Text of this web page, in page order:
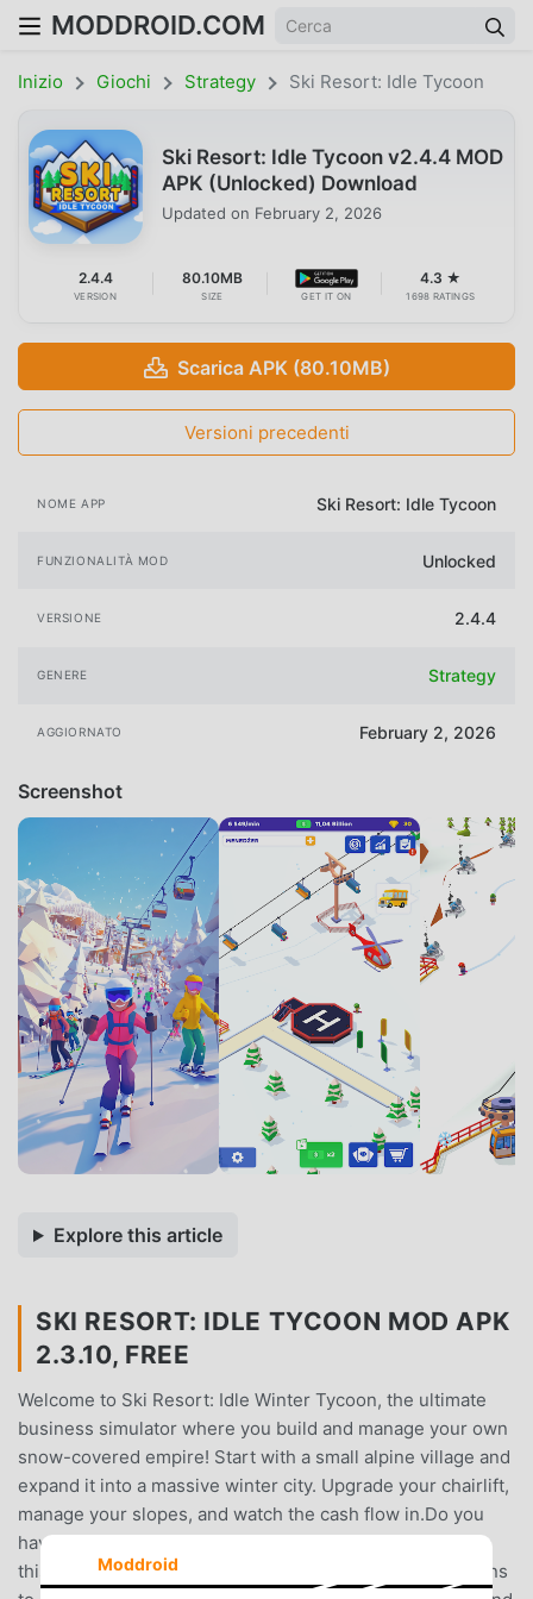
MODDROID.COM
Inizio Giochi Strategy Ski Resort: Idle Tycoon
Ski Resort: Idle Tycoon v2.4.4 MOD
APK (Unlocked) Download
Updated on February 2, 2026
2.4.4
VERSION
80.10MB
SIZE GET IT ON
4.3 ★
1698 RATINGS
Scarica APK (80.10MB)
Versioni precedenti
NOME APP Ski Resort: Idle Tycoon
FUNZIONALITÀ MOD Unlocked
VERSIONE 2.4.4
GENERE Strategy
AGGIORNATO February 2, 2026
Screenshot
Explore this article
SKI RESORT: IDLE TYCOON MOD APK
2.3.10, FREE
Welcome to Ski Resort: Idle Winter Tycoon, the ultimate
business simulator where you build and manage your own
snow-covered empire! Start with a small alpine village and
expand it into a massive winter city. Upgrade your chairlift,
manage your slopes, and watch the cash flow in.Do you
have what it takes to run a profitable winter business? In
this casual idle tycoon, you make smart strategy decisions
Moddroid